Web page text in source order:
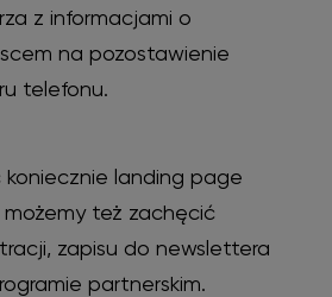
z informacjami o
na pozostawienie
telefonu.
koniecznie landing page
też zachęcić
zapisu do newslettera
partnerskim.